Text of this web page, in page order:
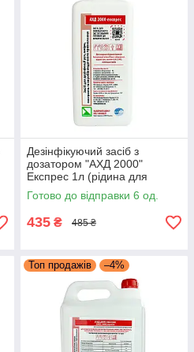
Дезінфікуючий засіб з
дозатором "АХД 2000"
Експрес 1л (рідина для
стерилізації, дезінфектор)
Готово до відправки 6 од.
435 ₴ 485 ₴
Топ продажів –4%